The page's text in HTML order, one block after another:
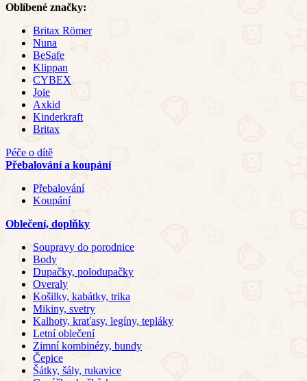
Oblíbené značky:
Britax Römer
Nuna
BeSafe
Klippan
CYBEX
Joie
Axkid
Kinderkraft
Britax
Péče o dítě
Přebalování a koupání
Přebalování
Koupání
Oblečení, doplňky
Soupravy do porodnice
Body
Dupačky, polodupačky
Overaly
Košilky, kabátky, trika
Mikiny, svetry
Kalhoty, kraťasy, legíny, tepláky
Letní oblečení
Zimní kombinézy, bundy
Čepice
Šátky, šály, rukavice